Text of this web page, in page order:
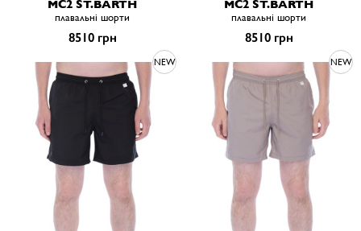
MC2 ST.BARTH
плавальні шорти
8510 грн
MC2 ST.BARTH
плавальні шорти
8510 грн
NEW NEW